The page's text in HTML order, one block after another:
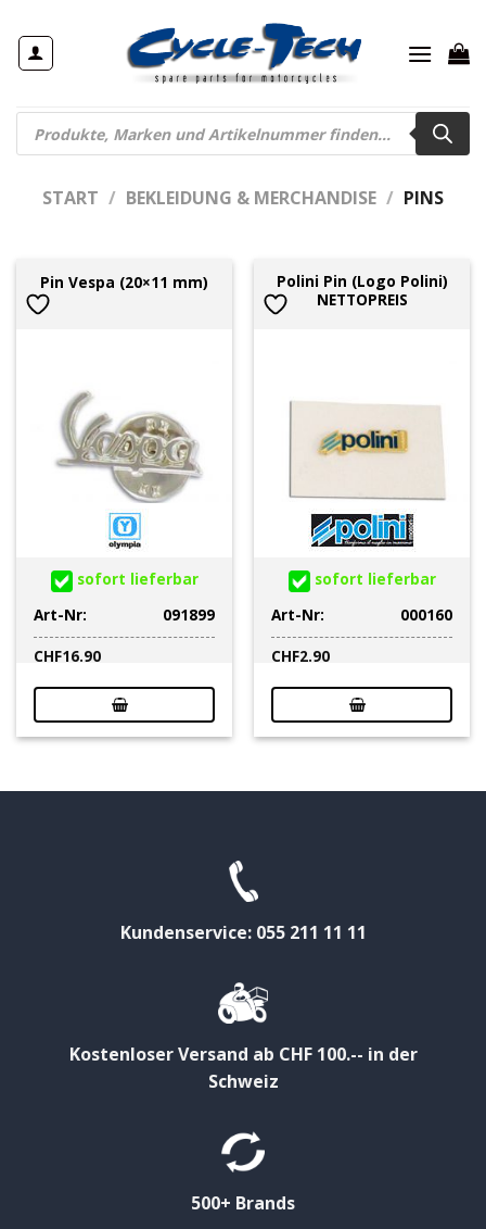
Inhalt
springen
Products
search
START / BEKLEIDUNG & MERCHANDISE / PINS
Pin Vespa (20×11 mm)
sofort lieferbar
Art-Nr:
091899
CHF16.90
Polini Pin (Logo Polini)
NETTOPREIS
sofort lieferbar
Art-Nr:
000160
CHF2.90
Kundenservice: 055 211 11 11
Kostenloser Versand ab CHF 100.-- in der
Schweiz
500+ Brands